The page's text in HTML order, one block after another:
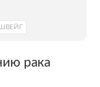
рака